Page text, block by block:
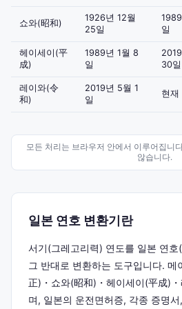
쇼와(昭和)
1926년 12월
25일
일
헤이세이(平
成)
1989년 1월 8
일
30일
레이와(令
和)
2019년 5월 1
일
현재
모든 처리는 브라우저 안에서 이루어집니
않습니다.
일본 연호 변환기란
서기(그레고리력) 연도를 일본 연
그 반대로 변환하는 도구입니다.
正)・쇼와(昭和)・헤이세이(平成)
며, 일본의 운전면허증, 각종 증명